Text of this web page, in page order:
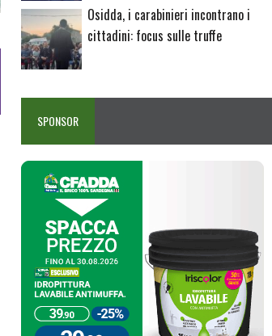
Osidda, i carabinieri incontrano i
cittadini: focus sulle truffe
SPONSOR